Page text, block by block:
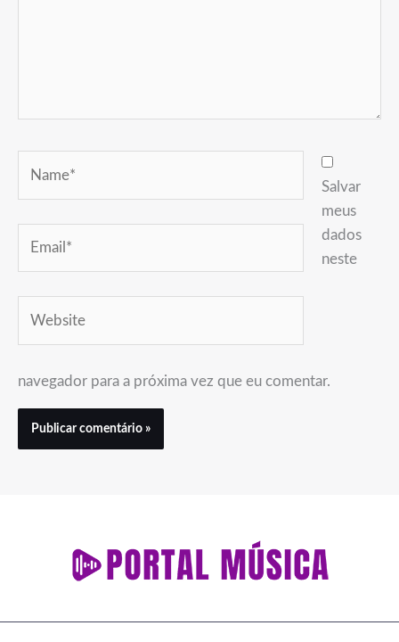
Salvar
meus
dados
neste
navegador para a próxima vez que eu comentar.